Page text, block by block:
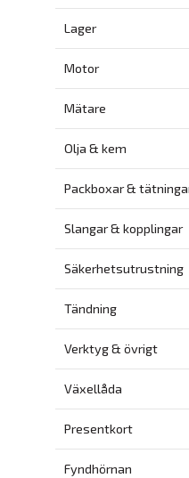
Lager
Motor
Mätare
Olja & kem
Packboxar &
Slangar & kopplingar
Säkerhetsutrustning
Tändning
Verktyg & övrigt
Växellåda
Presentkort
Fyndhörnan